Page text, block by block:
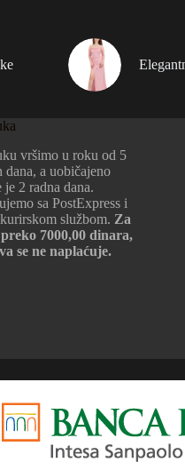
vršimo u roku od 5
dana, a uobičajeno
je 2 radna dana.
sa PostExpress i
službom. Za
7000,00 dinara,
se ne naplaćuje.